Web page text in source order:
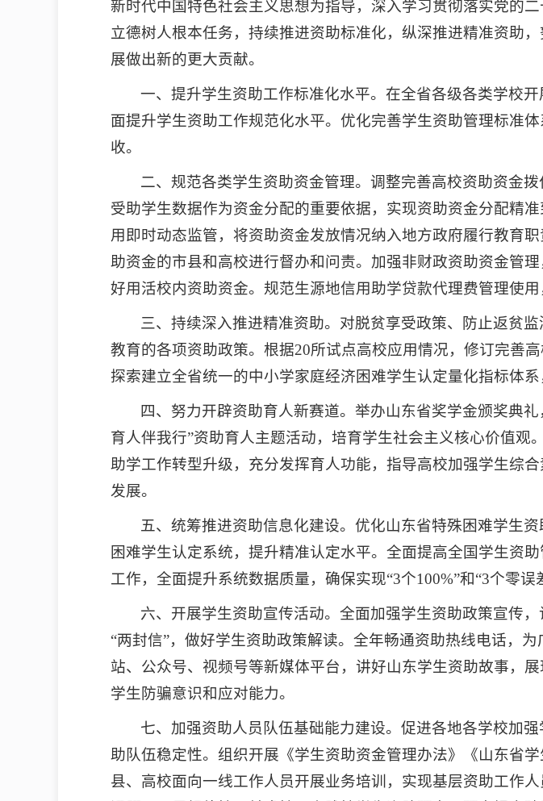
新时代中国特色社会主义思想为指导，深入学习贯彻落实党的
立德树人根本任务，持续推进资助标准化，纵深推进精准资助
展做出新的更大贡献。
一、提升学生资助工作标准化水平。在全省各级各类学校
面提升学生资助工作规范化水平。优化完善学生资助管理标准
收。
二、规范各类学生资助资金管理。调整完善高校资助资金
受助学生数据作为资金分配的重要依据，实现资助资金分配精
用即时动态监管，将资助资金发放情况纳入地方政府履行教育
助资金的市县和高校进行督办和问责。加强非财政资助资金管
好用活校内资助资金。规范生源地信用助学贷款代理费管理使
三、持续深入推进精准资助。对脱贫享受政策、防止返贫
教育的各项资助政策。根据20所试点高校应用情况，修订完善
探索建立全省统一的中小学家庭经济困难学生认定量化指标体
四、努力开辟资助育人新赛道。举办山东省奖学金颁奖典
育人伴我行”资助育人主题活动，培育学生社会主义核心价值
助学工作转型升级，充分发挥育人功能，指导高校加强学生综
发展。
五、统筹推进资助信息化建设。优化山东省特殊困难学生
困难学生认定系统，提升精准认定水平。全面提高全国学生资
工作，全面提升系统数据质量，确保实现“3个100%”和“3个零误
六、开展学生资助宣传活动。全面加强学生资助政策宣传
“两封信”，做好学生资助政策解读。全年畅通资助热线电话，
站、公众号、视频号等新媒体平台，讲好山东学生资助故事，
学生防骗意识和应对能力。
七、加强资助人员队伍基础能力建设。促进各地各学校加
助队伍稳定性。组织开展《学生资助资金管理办法》《山东省
县、高校面向一线工作人员开展业务培训，实现基层资助工作